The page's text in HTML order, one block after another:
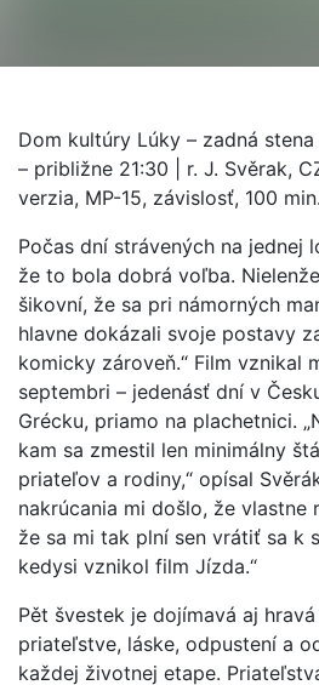
Dom kultúry Lúky – zadná
– približne 21:30 | r. J. Svěrak,
verzia, MP-15, závislosť, 100 min.
Počas dní strávených na jednej
že to bola dobrá voľba.
šikovní, že sa pri námorných
hlavne dokázali svoje postavy
komicky zároveň.“ Film vznikal
septembri – jedenásť dní v
Grécku, priamo na plachetnici.
kam sa zmestil len minimálny
priateľov a rodiny,“ opísal
nakrúcania mi došlo, že vlastne
že sa mi tak plní sen vrátiť sa k
kedysi vznikol film Jízda.“
Pět švestek je dojímavá aj
priateľstve, láske, odpustení a
každej životnej etape.